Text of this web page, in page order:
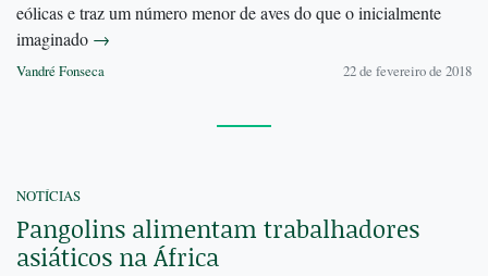
eólicas e traz um número menor de aves do que o inicialmente
imaginado →
Vandré Fonseca 22 de fevereiro de 2018
NOTÍCIAS
Pangolins alimentam trabalhadores
asiáticos na África